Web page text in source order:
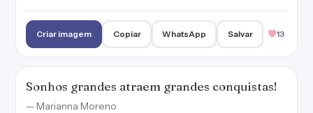
Criar imagem Copiar WhatsApp Salvar 13
Sonhos grandes atraem grandes conquistas!
— Marianna Moreno